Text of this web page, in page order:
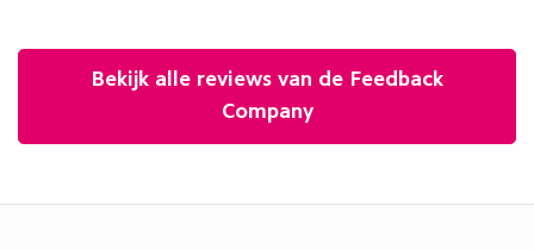
Bekijk alle reviews van de Feedback
Company